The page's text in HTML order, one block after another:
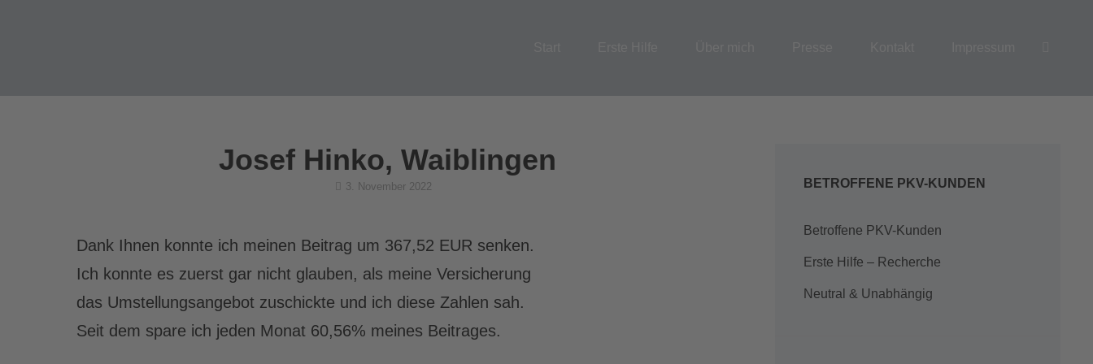
Josef Hinko, Waiblingen
Posted
3. November 2022
Dank Ihnen konnte ich meinen Beitrag um 367,52 EUR senken.
Ich konnte es zuerst gar nicht glauben, als meine Versicherung
das Umstellungsangebot zuschickte und ich diese Zahlen sah.
Seit dem spare ich jeden Monat 60,56% meines Beitrages.
BETROFFENE PKV-KUNDEN
Betroffene PKV-Kunden
Erste Hilfe – Recherche
Neutral & Unabhängig